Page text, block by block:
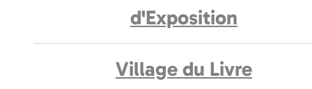
d'Exposition
Village du Livre